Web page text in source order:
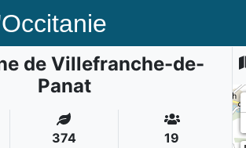
de Villefranche-de-
Panat
374
19